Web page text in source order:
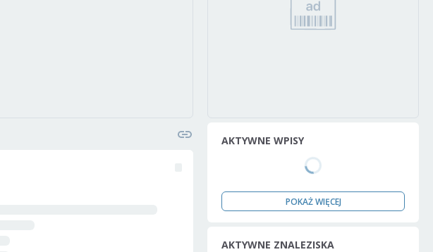
AKTYWNE WPISY
POKAŻ WIĘCEJ
AKTYWNE ZNALEZISKA